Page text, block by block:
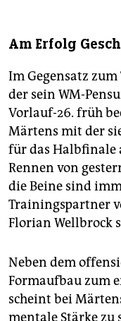
Am Erfolg
Im Gegensatz
der sein WM-
Vorlauf-26. früh
Märtens mit der
für das Halbfinale
Rennen von
die Beine sind
Trainingspartner
Florian Wellbrock
Neben dem
Formaufbau zum
scheint bei
mentale Stärke zu